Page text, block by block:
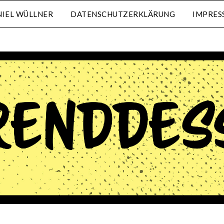
WÜLLNER DATENSCHUTZERKLÄRUNG